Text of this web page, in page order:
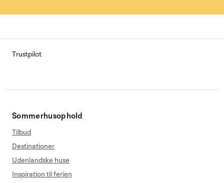
Trustpilot
Sommerhusophold
Tilbud
Destinationer
Udenlandske huse
Inspiration til ferien